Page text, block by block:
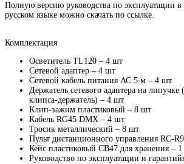
Полную версию руководства по эксплуатации
русском языке можно скачать по ссылке.
Комплектация
Осветитель TL120 – 4 шт
Сетевой адаптер – 4 шт
Сетевой кабель питания АС 5 м – 4 шт
Держатель сетевого адаптера на
клипса-держатель) – 4 шт
Клип-зажим пластиковый – 8 шт
Кабель RG45 DMX – 4 шт
Тросик металлический – 8 шт
Пульт дистанционного управления RC-
Кейс пластиковый CB47 для хранения –
Руководство по эксплуатации и